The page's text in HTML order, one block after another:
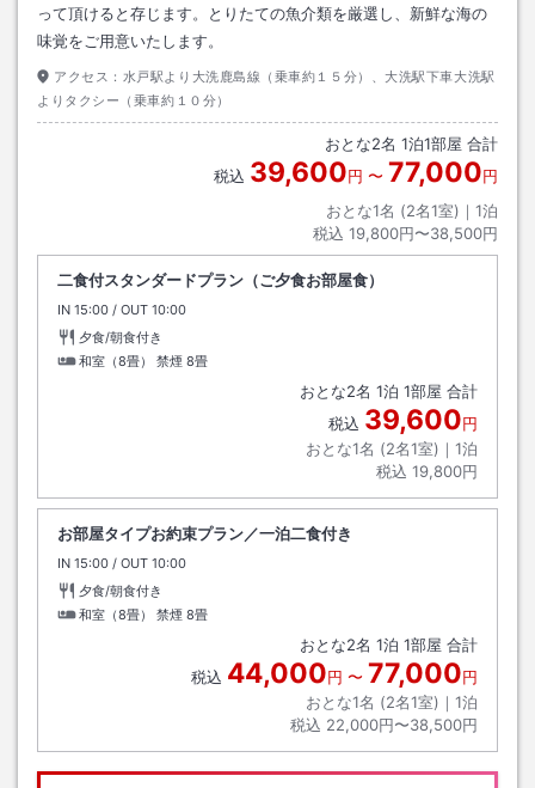
って頂けると存じます。とりたての魚介類を厳選し、新鮮な海の
味覚をご用意いたします。
アクセス： 水戸駅より大洗鹿島線（乗車約１５分）、大洗駅下車大洗駅
よりタクシー（乗車約１０分）
おとな2名 1泊1部屋 合計
税込 39,600円 〜 77,000円
おとな1名 (2名1室)｜ 1泊
税込 19,800円〜38,500円
二食付スタンダードプラン（ご夕食お部屋食）
IN チェックイン
15:00 / OUT チェックアウト
10:00
夕食/朝食付き
和室（8畳） 禁煙 8畳
おとな2名 1泊 1部屋 合計
税込 39,600円
おとな1名 (2名1室)｜ 1泊
税込 19,800円
お部屋タイプお約束プラン／一泊二食付き
IN チェックイン
15:00 / OUT チェックアウト
10:00
夕食/朝食付き
和室（8畳） 禁煙 8畳
おとな2名 1泊 1部屋 合計
税込 44,000円 〜 77,000円
おとな1名 (2名1室)｜ 1泊
税込 22,000円〜38,500円